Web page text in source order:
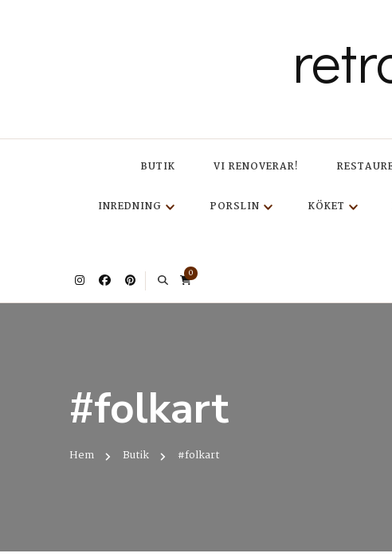
BUTIK VI RENOVERAR!
INREDNING PORSLIN KÖKET
0
#folkart
Hem Butik #folkart